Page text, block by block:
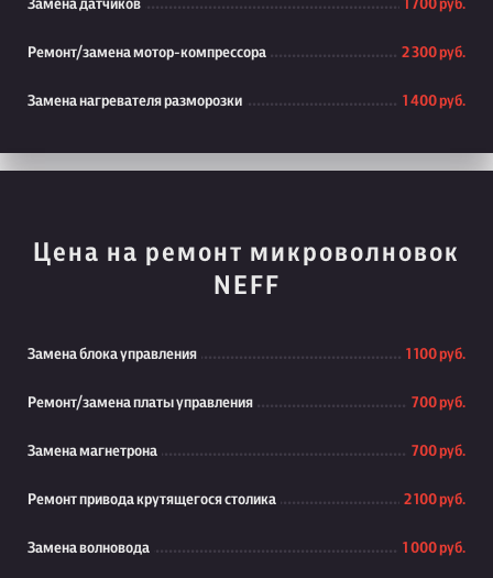
Замена датчиков 1 700 руб.
Ремонт/замена мотор-компрессора 2 300 руб.
Замена нагревателя разморозки 1 400 руб.
Цена на ремонт микроволновок
NEFF
Замена блока управления 1 100 руб.
Ремонт/замена платы управления 700 руб.
Замена магнетрона 700 руб.
Ремонт привода крутящегося столика 2 100 руб.
Замена волновода 1 000 руб.